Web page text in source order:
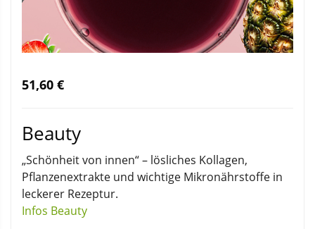
51,60 €
Beauty
„Schönheit von innen“ – lösliches Kollagen,
Pflanzenextrakte und wichtige Mikronährstoffe in
leckerer Rezeptur.
Infos Beauty